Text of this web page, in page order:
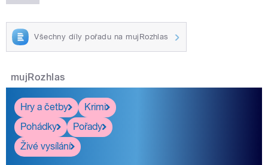
Všechny díly pořadu na mujRozhlas
mujRozhlas
Hry a četby
Krimi
Pohádky
Pořady
Živé vysílání